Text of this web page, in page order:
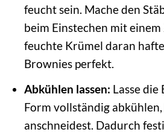
feucht sein. Mache den
beim Einstechen mit
feuchte Krümel daran
Brownies perfekt.
Abkühlen lassen: Lasse
Form vollständig
anschneidest. Dadurch